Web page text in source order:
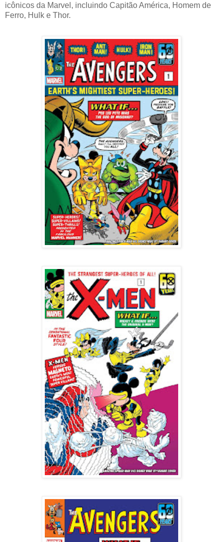
icônicos da Marvel, incluindo Capitão América, Homem de
Ferro, Hulk e Thor.